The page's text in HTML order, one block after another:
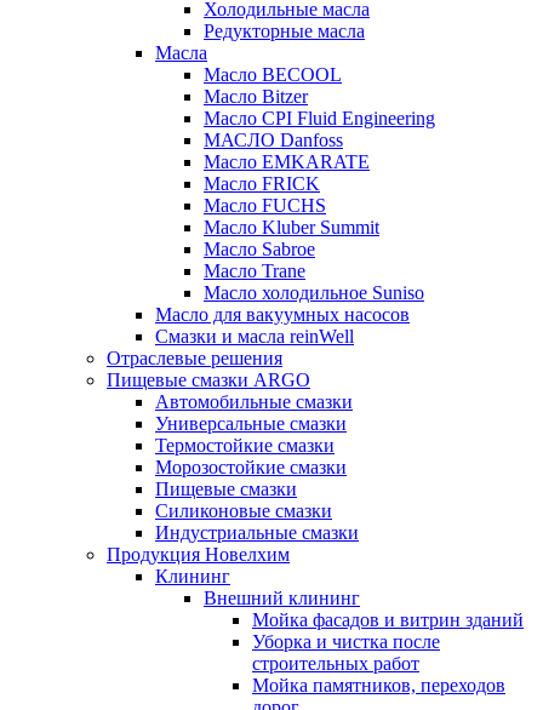
Холодильные масла
Редукторные масла
Масла
Масло BECOOL
Масло Bitzer
Масло CPI Fluid Engineering
МАСЛО Danfoss
Масло EMKARATE
Масло FRICK
Масло FUCHS
Масло Kluber Summit
Масло Sabroe
Масло Trane
Масло холодильное Suniso
Масло для вакуумных насосов
Смазки и масла reinWell
Отраслевые решения
Пищевые смазки ARGO
Автомобильные смазки
Универсальные смазки
Термостойкие смазки
Морозостойкие смазки
Пищевые смазки
Силиконовые смазки
Индустриальные смазки
Продукция Новелхим
Клининг
Внешний клининг
Мойка фасадов и витрин зданий
Уборка и чистка после
строительных работ
Мойка памятников, переходов